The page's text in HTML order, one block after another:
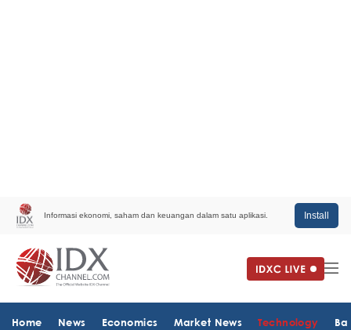
Informasi ekonomi, saham dan keuangan dalam satu aplikasi. Install
Home News Economics Market News Technology